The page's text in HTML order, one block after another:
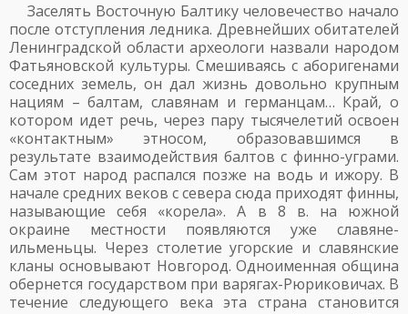
Заселять Восточную Балтику человечество начало
после отступления ледника. Древнейших обитателей
Ленинградской области археологи назвали народом
Фатьяновской культуры. Смешиваясь с аборигенами
соседних земель, он дал жизнь довольно крупным
нациям – балтам, славянам и германцам… Край, о
котором идет речь, через пару тысячелетий освоен
«контактным» этносом, образовавшимся в
результате взаимодействия балтов с финно-уграми.
Сам этот народ распался позже на водь и ижору. В
начале средних веков с севера сюда приходят финны,
называющие себя «корела». А в 8 в. на южной
окраине местности появляются уже славяне-
ильменьцы. Через столетие угорские и славянские
кланы основывают Новгород. Одноименная община
обернется государством при варягах-Рюриковичах. В
течение следующего века эта страна становится